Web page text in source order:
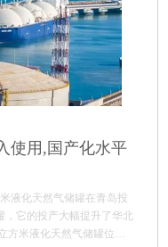
使用,国产化水平
液化天然气储罐在青岛投
，它的投产大幅提升了华北
。 国内首座27万立方米液化天然气储罐位…